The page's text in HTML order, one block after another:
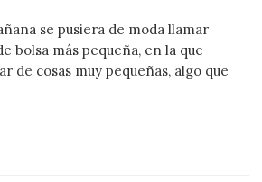
se pusiera de moda llamar
bolsa más pequeña, en la que
de cosas muy pequeñas, algo que